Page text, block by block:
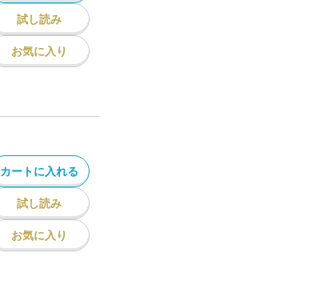
試し読み
お気に入り
カートに入れる
試し読み
お気に入り